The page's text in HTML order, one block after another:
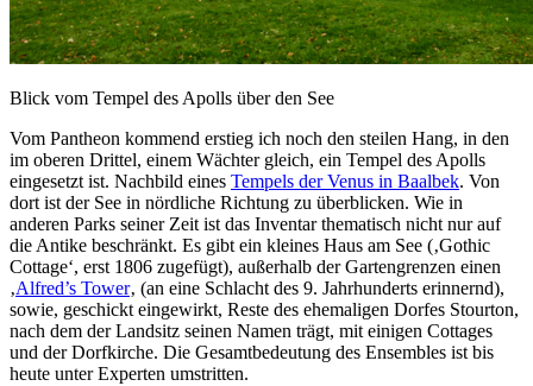
Blick vom Tempel des Apolls über den See
Vom Pantheon kommend erstieg ich noch den steilen Hang, in den
im oberen Drittel, einem Wächter gleich, ein Tempel des Apolls
eingesetzt ist. Nachbild eines Tempels der Venus in Baalbek. Von
dort ist der See in nördliche Richtung zu überblicken. Wie in
anderen Parks seiner Zeit ist das Inventar thematisch nicht nur auf
die Antike beschränkt. Es gibt ein kleines Haus am See (‚Gothic
Cottage‘, erst 1806 zugefügt), außerhalb der Gartengrenzen einen
‚Alfred’s Tower‚ (an eine Schlacht des 9. Jahrhunderts erinnernd),
sowie, geschickt eingewirkt, Reste des ehemaligen Dorfes Stourton,
nach dem der Landsitz seinen Namen trägt, mit einigen Cottages
und der Dorfkirche. Die Gesamtbedeutung des Ensembles ist bis
heute unter Experten umstritten.